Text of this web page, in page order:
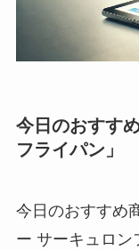
今日のおすす
フライパン」
今日のおすすめ
ー サーキュロン